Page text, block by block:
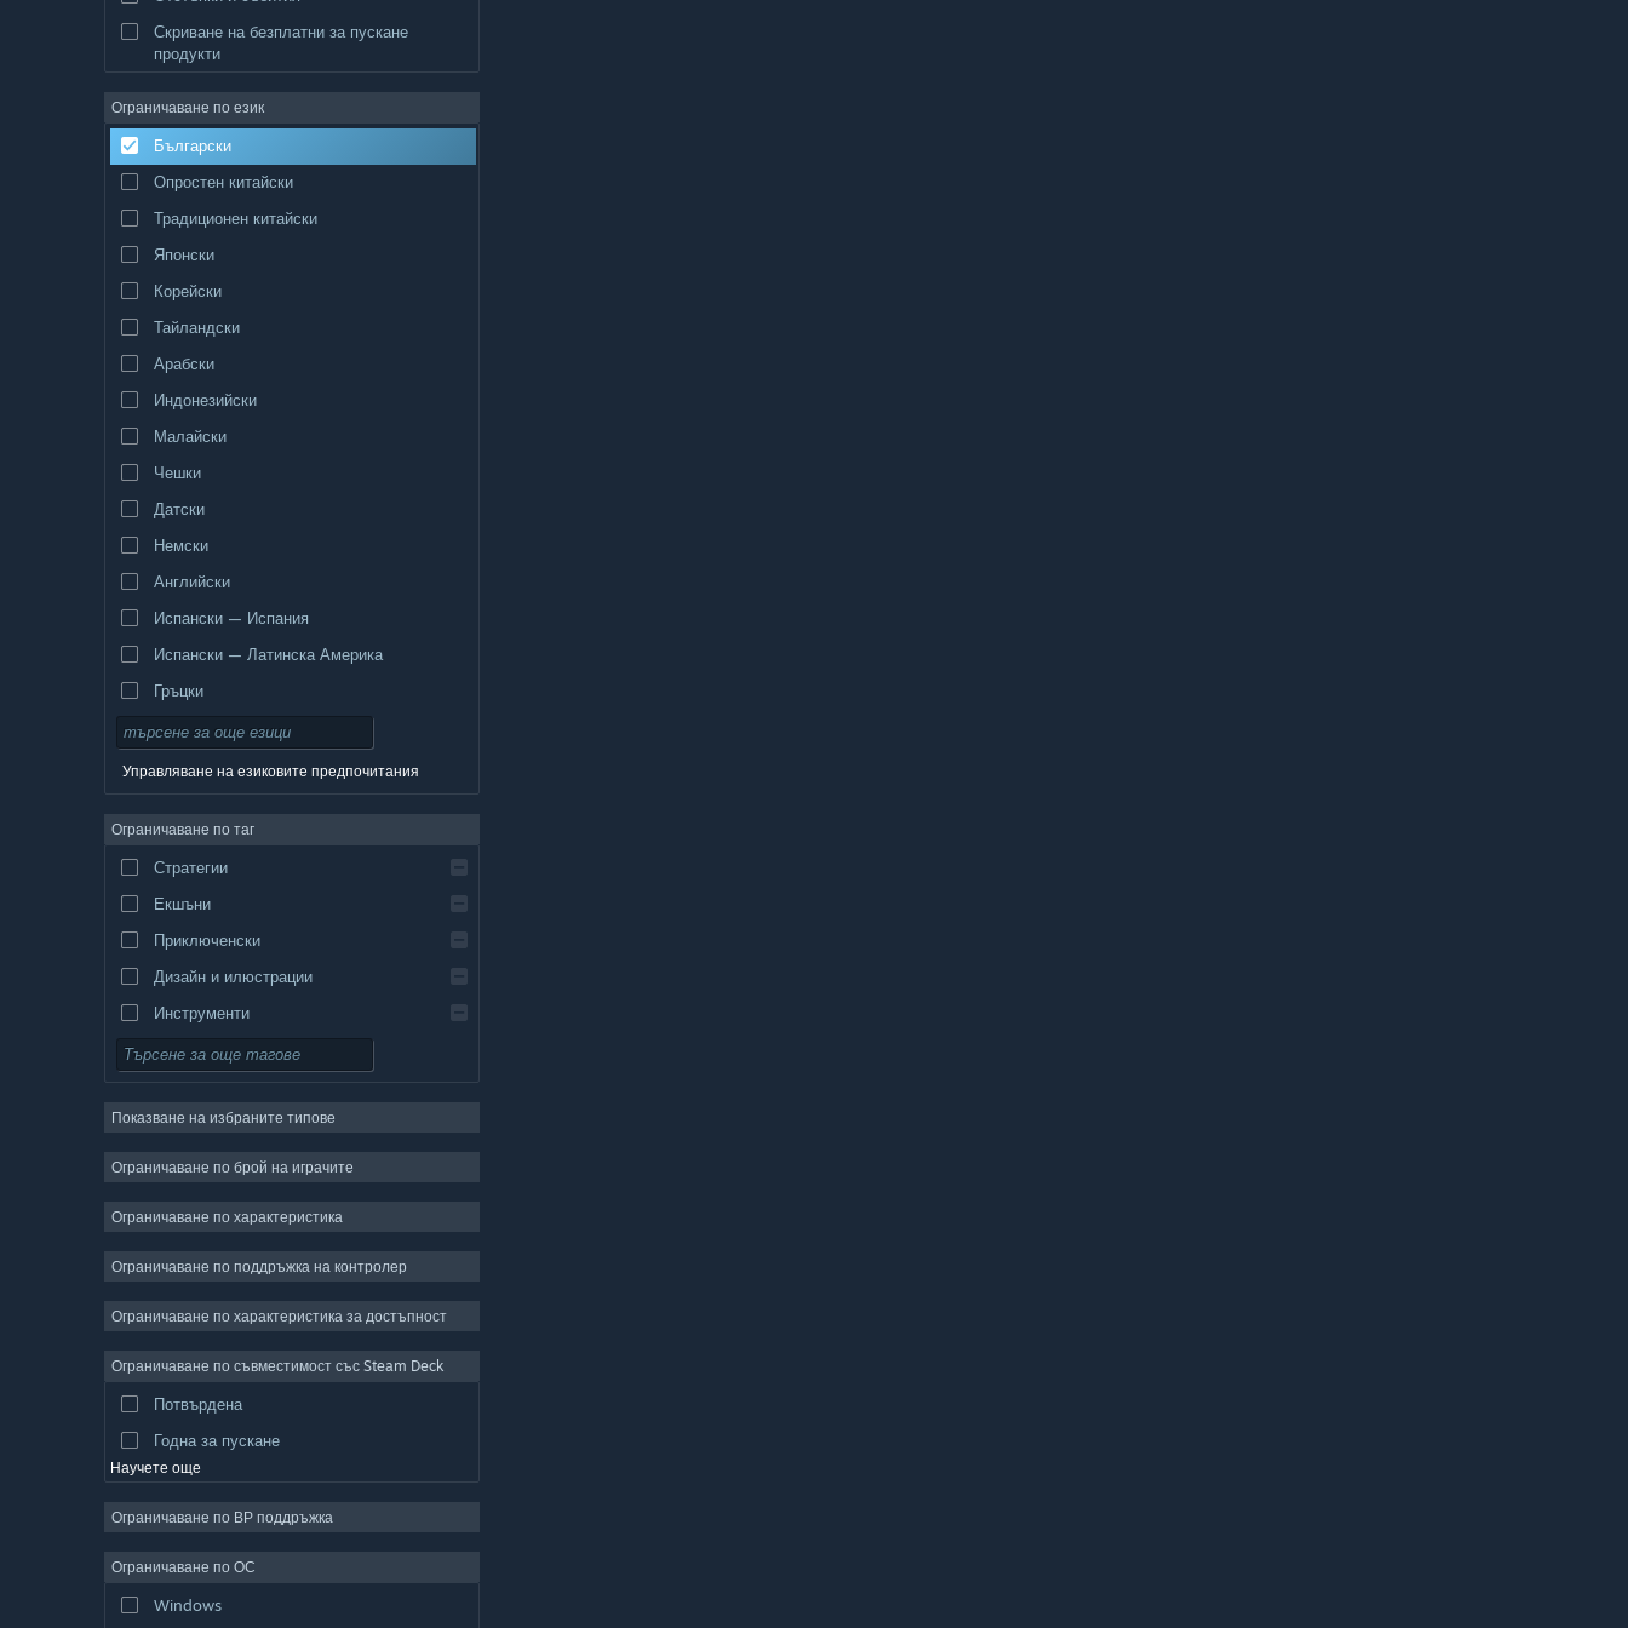
Скриване на безплатни за пускане
продукти
Ограничаване по език
Български
Опростен китайски
Традиционен китайски
Японски
Корейски
Тайландски
Арабски
Индонезийски
Малайски
Чешки
Датски
Немски
Английски
Испански — Испания
Испански — Латинска Америка
Гръцки
Управляване на езиковите предпочитания
Ограничаване по таг
Стратегии
Екшъни
Приключенски
Дизайн и илюстрации
Инструменти
Безплатни за пускане
Масивни мрежови
Независими
Неангажиращи
Симулации
Видео продукция
Редактор на снимки
Показване на избраните типове
Ограничаване по брой на играчите
Ограничаване по характеристика
Ограничаване по поддръжка на контролер
Ограничаване по характеристика за достъпност
Ограничаване по съвместимост със Steam Deck
Потвърдена
Годна за пускане
Научете още
Ограничаване по ВР поддръжка
Ограничаване по ОС
Windows